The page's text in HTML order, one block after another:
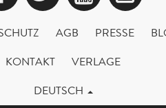
AGB PRESSE
KONTAKT
VERLAGE
DEUTSCH